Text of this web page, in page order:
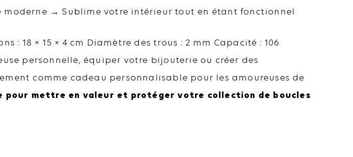
moderne → Sublime votre intérieur tout en étant fonctionnel
: 18 × 15 × 4 cm Diamètre des trous : 2 mm Capacité : 106
personnelle, équiper votre bijouterie ou créer des
comme cadeau personnalisable pour les amoureuses de
pour mettre en valeur et protéger votre collection de boucles